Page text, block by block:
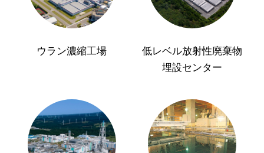
ウラン濃縮工場
低レベル放射性廃棄物
埋設センター